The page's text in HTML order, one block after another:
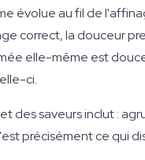
évolue au fil de
correct, la douceur
elle-même est
ci.
des saveurs inclut :
précisément ce qui